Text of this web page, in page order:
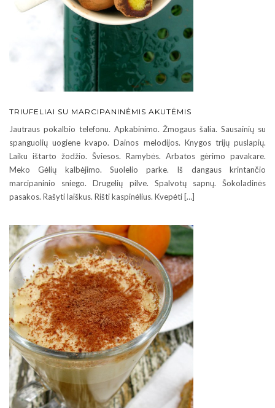
TRIUFELIAI SU MARCIPANINĖMIS AKUTĖMIS
Jautraus pokalbio telefonu. Apkabinimo. Žmogaus šalia. Sausainių su
spanguolių uogiene kvapo. Dainos melodijos. Knygos trijų puslapių.
Laiku ištarto žodžio. Šviesos. Ramybės. Arbatos gėrimo pavakare.
Meko Gėlių kalbėjimo. Suolelio parke. Iš dangaus krintančio
marcipaninio sniego. Drugelių pilve. Spalvotų sapnų. Šokoladinės
pasakos. Rašyti laiškus. Rišti kaspinėlius. Kvepėti […]